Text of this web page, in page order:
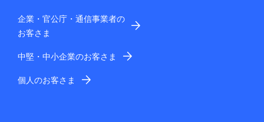
企業・官公庁・通信事業者の
お客さま
中堅・中小企業のお客さま
個人のお客さま